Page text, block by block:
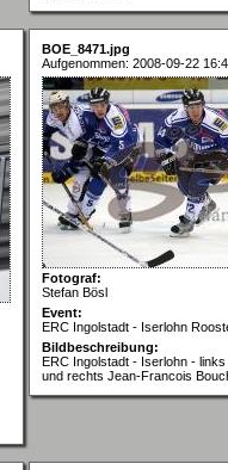
BOE_8471.jpg
Aufgenommen: 2008-09-22
Fotograf:
Stefan Bösl
Event:
ERC Ingolstadt - Iserlohn
Bildbeschreibung:
ERC Ingolstadt - Iserlohn -
und rechts Jean-Francois